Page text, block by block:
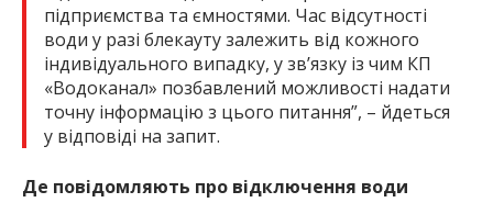
підприємства та ємностями. Час відсутності
води у разі блекауту залежить від кожного
індивідуального випадку, у звʼязку із чим КП
«Водоканал» позбавлений можливості надати
точну інформацію з цього питання”, – йдеться
у відповіді на запит.
Де повідомляють про відключення води